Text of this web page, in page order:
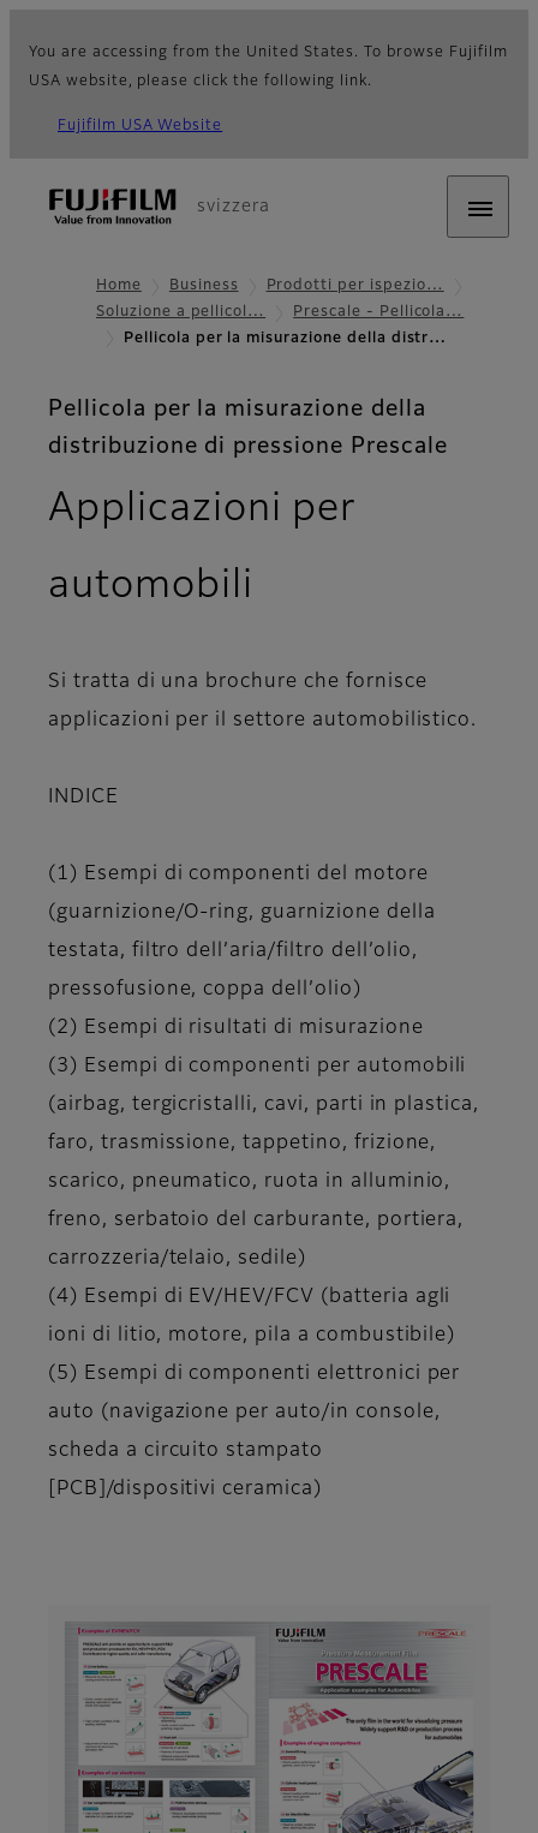
You are accessing from the United States. To browse Fujifilm
USA website, please click the following link.
Fujifilm USA Website
svizzera
Home Business
Prodotti per ispezio…
Soluzione a pellicol…
Prescale - Pellicola…
Pellicola per la misurazione della distr…
Pellicola per la misurazione della
distribuzione di pressione Prescale
Applicazioni per
automobili
Si tratta di una brochure che fornisce
applicazioni per il settore automobilistico.
INDICE
(1) Esempi di componenti del motore
(guarnizione/O-ring, guarnizione della
testata, filtro dell’aria/filtro dell’olio,
pressofusione, coppa dell’olio)
(2) Esempi di risultati di misurazione
(3) Esempi di componenti per automobili
(airbag, tergicristalli, cavi, parti in plastica,
faro, trasmissione, tappetino, frizione,
scarico, pneumatico, ruota in alluminio,
freno, serbatoio del carburante, portiera,
carrozzeria/telaio, sedile)
(4) Esempi di EV/HEV/FCV (batteria agli
ioni di litio, motore, pila a combustibile)
(5) Esempi di componenti elettronici per
auto (navigazione per auto/in console,
scheda a circuito stampato
[PCB]/dispositivi ceramica)